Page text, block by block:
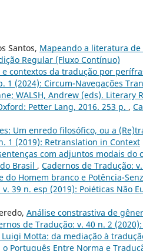
Santos, Mapeando a literatura
Regular (Fluxo Contínuo)
contextos da tradução por
1 (2024): Circum-Navegações
WALSH, Andrew (eds).
Petter Lang, 2016. 253 p. ,
Um enredo filosófico, ou a
1 (2019): Retranslation in Context
com adjuntos modais do
Brasil , Cadernos de Tradução:
do Homem branco e Potência-
39 n. esp (2019): Poiéticas Não
Análise constrastiva de
de Tradução: v. 40 n. 2
Motta: da mediação à
Português Entre Norma e